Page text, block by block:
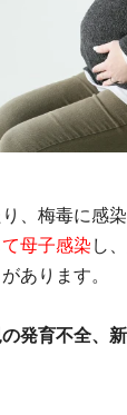
、梅毒に感
母子感染 し
あります。
発育不全、